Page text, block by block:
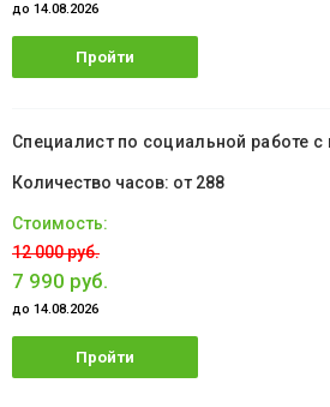
до 14.08.2026
Пройти
Специалист по социальной работе
от 288
12 000 руб.
7 990 руб.
до 14.08.2026
Пройти